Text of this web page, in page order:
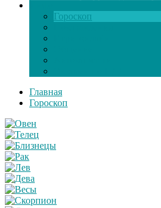
Гороскоп
Главная
Гороскоп